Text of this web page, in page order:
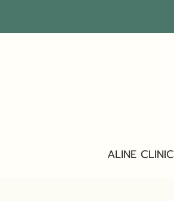
ALINE CLINIC